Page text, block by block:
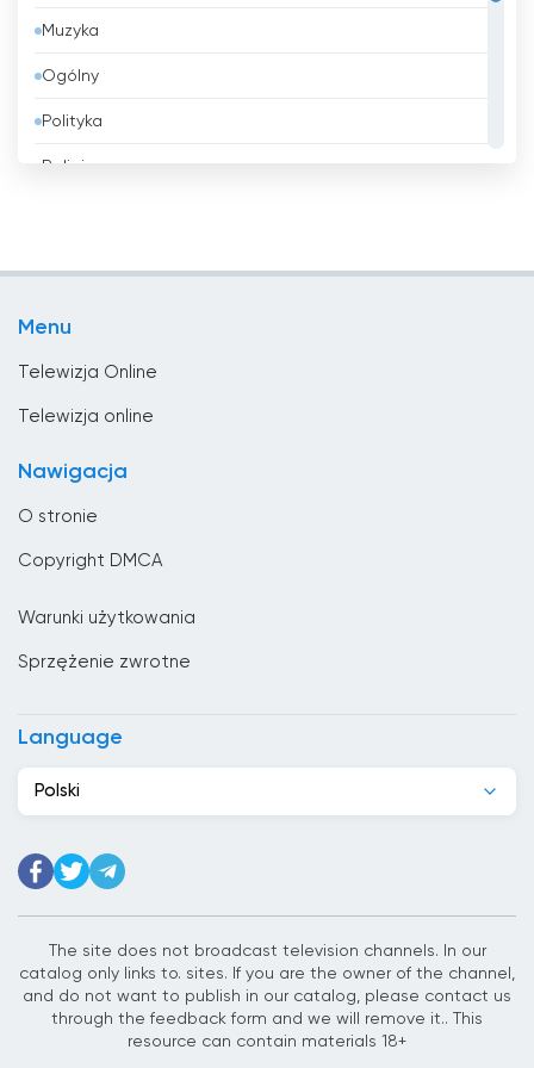
Belize
Benin
Bhutan
Cypr
Czarnogóra
Dżibuti
Ekwador
El Salvador
Muzyka
Ogólny
Polityka
Religia
Menu
Telewizja Online
Telewizja online
Nawigacja
O stronie
Copyright DMCA
Warunki użytkowania
Sprzężenie zwrotne
Language
Polski
The site does not broadcast television channels. In our
catalog only links to. sites. If you are the owner of the channel,
and do not want to publish in our catalog, please contact us
through the feedback form and we will remove it.. This
resource can contain materials 18+